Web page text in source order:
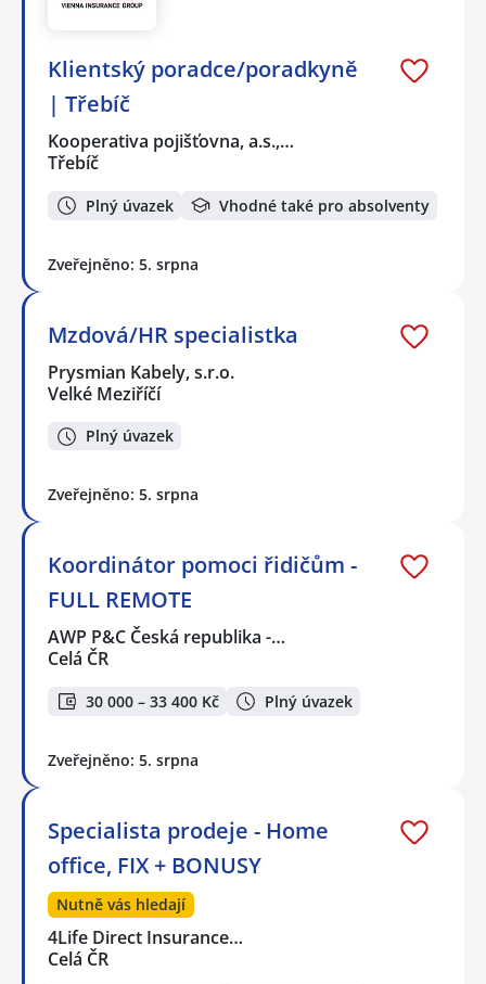
Klientský poradce/poradkyně
| Třebíč
Kooperativa pojišťovna, a.s.,…
Třebíč
Plný úvazek Vhodné také pro absolventy
Zveřejněno: 5. srpna
Mzdová/HR specialistka
Prysmian Kabely, s.r.o.
Velké Meziříčí
Plný úvazek
Zveřejněno: 5. srpna
Koordinátor pomoci řidičům -
FULL REMOTE
AWP P&C Česká republika -…
Celá ČR
30 000 – 33 400 Kč Plný úvazek
Zveřejněno: 5. srpna
Specialista prodeje - Home
office, FIX + BONUSY
Nutně vás hledají
4Life Direct Insurance…
Celá ČR